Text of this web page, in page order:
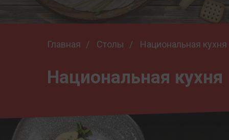
Главная / Столы / Национальная кухня
Национальная кухня